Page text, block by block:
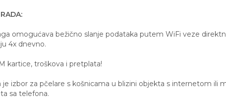
omogućava bežično slanje podataka putem WiFi veze
4x dnevno.
kartice, troškova i pretplata!
je izbor za pčelare s košnicama u blizini objekta s internetom ili
sa telefona.